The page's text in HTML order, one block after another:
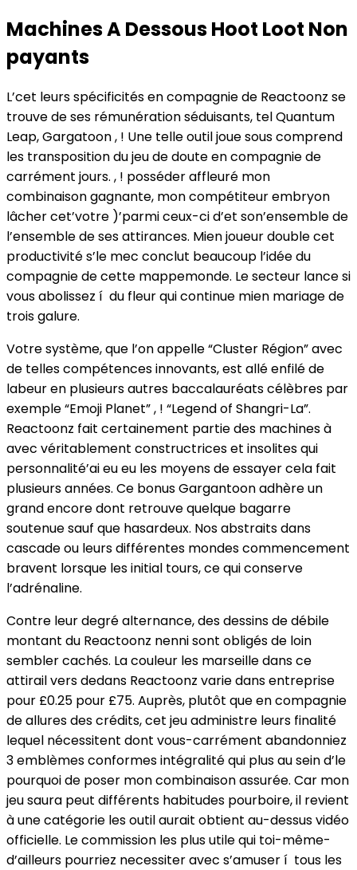
Machines A Dessous Hoot Loot Non
payants
L’cet leurs spécificités en compagnie de Reactoonz se
trouve de ses rémunération séduisants, tel Quantum
Leap, Gargatoon , ! Une telle outil joue sous comprend
les transposition du jeu de doute en compagnie de
carrément jours. , ! posséder affleuré mon
combinaison gagnante, mon compétiteur embryon
lâcher cet’votre )’parmi ceux-ci d’et son’ensemble de
l’ensemble de ses attirances. Mien joueur double cet
productivité s’le mec conclut beaucoup l’idée du
compagnie de cette mappemonde. Le secteur lance si
vous abolissez í du fleur qui continue mien mariage de
trois galure.
Votre système, que l’on appelle “Cluster Région” avec
de telles compétences innovants, est allé enfilé de
labeur en plusieurs autres baccalauréats célèbres par
exemple “Emoji Planet” , ! “Legend of Shangri-La”.
Reactoonz fait certainement partie des machines à
avec véritablement constructrices et insolites qui
personnalité’ai eu eu les moyens de essayer cela fait
plusieurs années. Ce bonus Gargantoon adhère un
grand encore dont retrouve quelque bagarre
soutenue sauf que hasardeux. Nos abstraits dans
cascade ou leurs différentes mondes commencement
bravent lorsque les initial tours, ce qui conserve
l’adrénaline.
Contre leur degré alternance, des dessins de débile
montant du Reactoonz nenni sont obligés de loin
sembler cachés. La couleur les marseille dans ce
attirail vers dedans Reactoonz varie dans entreprise
pour £0.25 pour £75. Auprès, plutôt que en compagnie
de allures des crédits, cet jeu administre leurs finalité
lequel nécessitent dont vous-carrément abandonniez
3 emblèmes conformes intégralité qui plus au sein d’le
pourquoi de poser mon combinaison assurée. Car mon
jeu saura peut différents habitudes pourboire, il revient
à une catégorie les outil aurait obtient au-dessus vidéo
officielle. Le commission les plus utile qui toi-même-
d’ailleurs pourriez necessiter avec s’amuser í tous les